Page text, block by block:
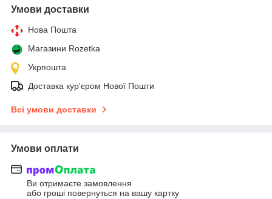
Умови доставки
Нова Пошта
Магазини Rozetka
Укрпошта
Доставка кур'єром Нової Пошти
Всі умови доставки
Умови оплати
Ви отримаєте замовлення
або гроші повернуться на вашу картку